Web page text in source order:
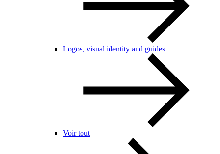
Logos, visual identity and guides
Voir tout